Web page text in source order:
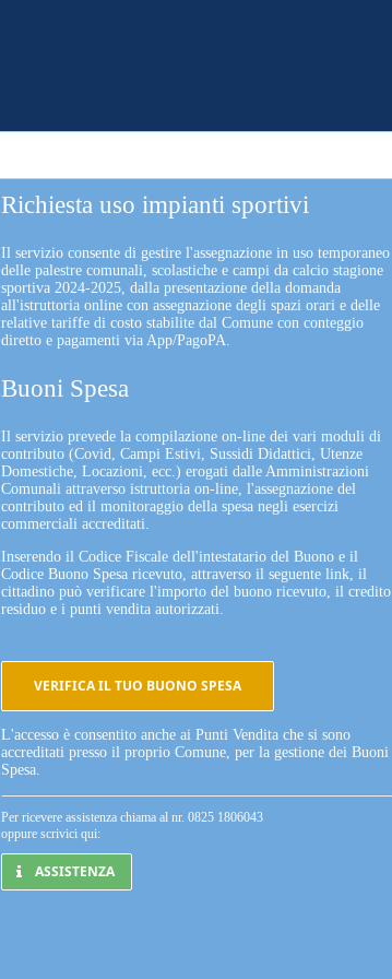
Richiesta uso impianti sportivi
Il servizio consente di gestire l'assegnazione in uso temporaneo
delle palestre comunali, scolastiche e campi da calcio stagione
sportiva 2024-2025, dalla presentazione della domanda
all'istruttoria online con assegnazione degli spazi orari e delle
relative tariffe di costo stabilite dal Comune con conteggio
diretto e pagamenti via App/PagoPA.
Buoni Spesa
Il servizio prevede la compilazione on-line dei vari moduli di
contributo (Covid, Campi Estivi, Sussidi Didattici, Utenze
Domestiche, Locazioni, ecc.) erogati dalle Amministrazioni
Comunali attraverso istruttoria on-line, l'assegnazione del
contributo ed il monitoraggio della spesa negli esercizi
commerciali accreditati.
Inserendo il Codice Fiscale dell'intestatario del Buono e il
Codice Buono Spesa ricevuto, attraverso il seguente link, il
cittadino può verificare l'importo del buono ricevuto, il credito
residuo e i punti vendita autorizzati.
VERIFICA IL TUO BUONO SPESA
L'accesso è consentito anche ai Punti Vendita che si sono
accreditati presso il proprio Comune, per la gestione dei Buoni
Spesa.
Per ricevere assistenza chiama al nr. 0825 1806043
oppure scrivici qui:
ASSISTENZA